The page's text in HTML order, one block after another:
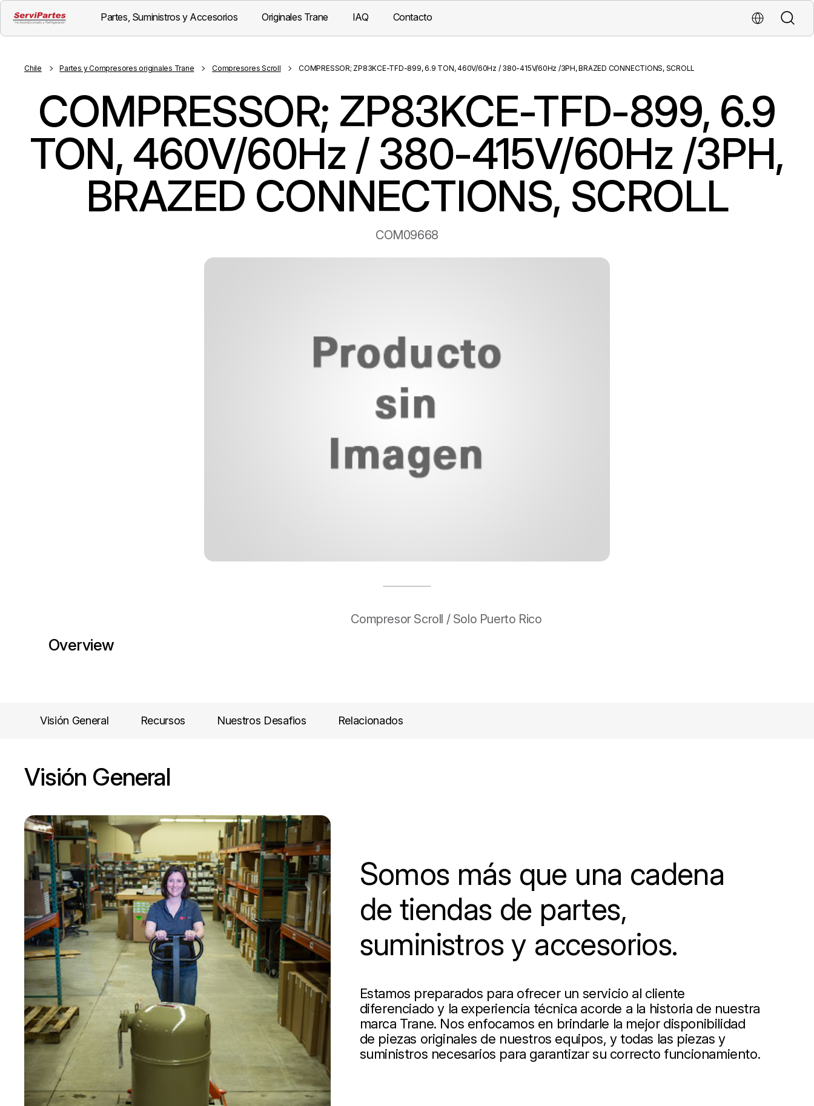
Buscar
Partes, Suministros y Accesorios Originales Trane IAQ Contacto
Chile Partes y Compresores originales Trane Compresores Scroll COMPRESSOR; ZP83KCE-TFD-899, 6.9 TON, 460V/60Hz / 380-415V/60Hz /3PH, BRAZED CONNECTIONS, SCROLL
COMPRESSOR; ZP83KCE-TFD-899, 6.9
TON, 460V/60Hz / 380-415V/60Hz /3PH,
BRAZED CONNECTIONS, SCROLL
COM09668
Overview
Compresor Scroll / Solo Puerto Rico
Visión General Recursos Nuestros Desafios Relacionados
Visión General
Somos más que una cadena
de tiendas de partes,
suministros y accesorios.
Estamos preparados para ofrecer un servicio al cliente
diferenciado y la experiencia técnica acorde a la historia de nuestra
marca Trane. Nos enfocamos en brindarle la mejor disponibilidad
de piezas originales de nuestros equipos, y todas las piezas y
suministros necesarios para garantizar su correcto funcionamiento.